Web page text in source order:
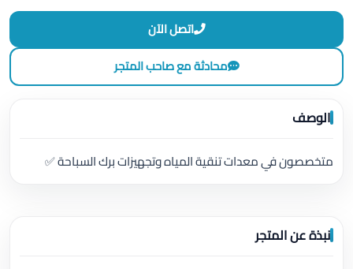
اتصل الآن
محادثة مع صاحب المتجر
الوصف
متخصصون في معدات تنقية المياه وتجهيزات برك السباحة ✅
نبذة عن المتجر